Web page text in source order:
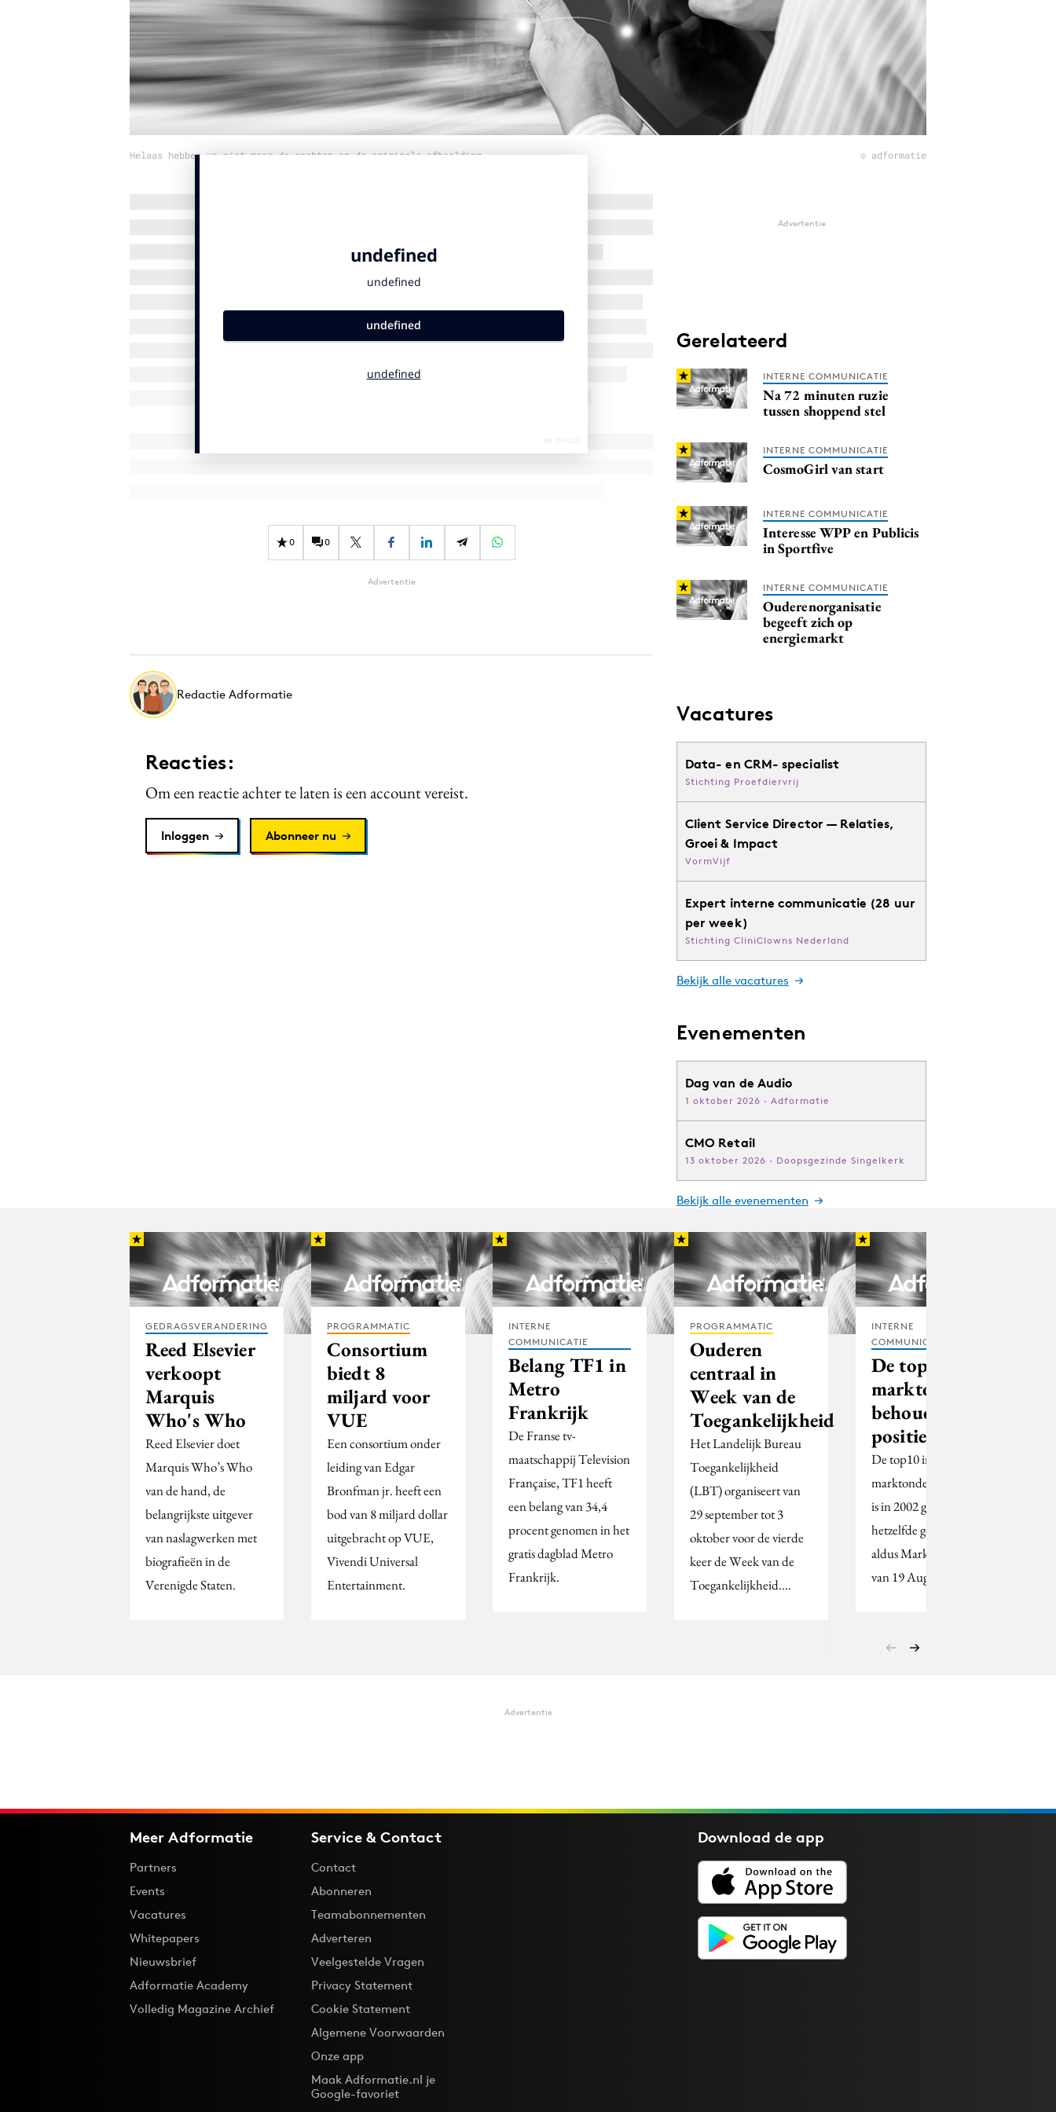
Helaas hebben we niet meer de rechten op de originele afbeelding © adformatie
0 0
Advertentie
Redactie Adformatie
Reacties:
Om een reactie achter te laten is een account vereist.
Inloggen Abonneer nu
Advertentie
Gerelateerd
INTERNE COMMUNICATIE
Na 72 minuten ruzie
tussen shoppend stel
INTERNE COMMUNICATIE
CosmoGirl van start
INTERNE COMMUNICATIE
Interesse WPP en Publicis
in Sportfive
INTERNE COMMUNICATIE
Ouderenorganisatie
begeeft zich op
energiemarkt
Vacatures
Data- en CRM- specialist
Stichting Proefdiervrij
Client Service Director — Relaties,
Groei & Impact
VormVijf
Expert interne communicatie (28 uur
per week)
Stichting CliniClowns Nederland
Bekijk alle vacatures
Evenementen
Dag van de Audio
1 oktober 2026 · Adformatie
CMO Retail
13 oktober 2026 · Doopsgezinde Singelkerk
Bekijk alle evenementen
GEDRAGSVERANDERING
Reed Elsevier
verkoopt
Marquis
Who's Who
Reed Elsevier doet
Marquis Who’s Who
van de hand, de
belangrijkste uitgever
van naslagwerken met
biografieën in de
Verenigde Staten.
PROGRAMMATIC
Consortium
biedt 8
miljard voor
VUE
Een consortium onder
leiding van Edgar
Bronfman jr. heeft een
bod van 8 miljard dollar
uitgebracht op VUE,
Vivendi Universal
Entertainment.
INTERNE
COMMUNICATIE
Belang TF1 in
Metro
Frankrijk
De Franse tv-
maatschappij Television
Française, TF1 heeft
een belang van 34,4
procent genomen in het
gratis dagblad Metro
Frankrijk.
PROGRAMMATIC
Ouderen
centraal in
Week van de
Toegankelijkheid
Het Landelijk Bureau
Toegankelijkheid
(LBT) organiseert van
29 september tot 3
oktober voor de vierde
keer de Week van de
Toegankelijkheid.…
INTERNE
COMMUNICATIE
De top10 in
marktonderzoek
behoudt zijn
positie
De top10 in
marktonderzoekbureaus
is in 2002 grotendeels
hetzelfde gebleven,
aldus Marketing News
van 19 Augustus 2003.
Advertentie
Meer Adformatie
Partners
Events
Vacatures
Whitepapers
Nieuwsbrief
Adformatie Academy
Volledig Magazine Archief
Service & Contact
Contact
Abonneren
Teamabonnementen
Adverteren
Veelgestelde Vragen
Privacy Statement
Cookie Statement
Algemene Voorwaarden
Onze app
Maak Adformatie.nl je
Google-favoriet
Download deapp